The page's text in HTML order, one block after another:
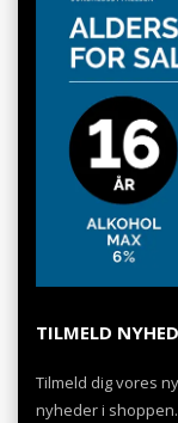
TILMELD
Tilmeld dig vores
nyheder i